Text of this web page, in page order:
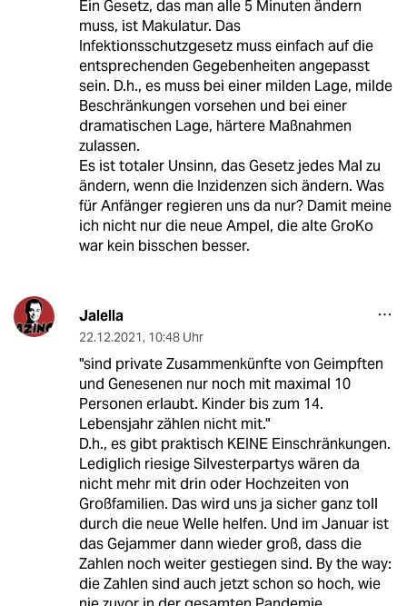
Ein Gesetz, das man alle 5 Minuten ändern
muss, ist Makulatur. Das
Infektionsschutzgesetz muss einfach auf die
entsprechenden Gegebenheiten angepasst
sein. D.h., es muss bei einer milden Lage, milde
Beschränkungen vorsehen und bei einer
dramatischen Lage, härtere Maßnahmen
zulassen.
Es ist totaler Unsinn, das Gesetz jedes Mal zu
ändern, wenn die Inzidenzen sich ändern. Was
für Anfänger regieren uns da nur? Damit meine
ich nicht nur die neue Ampel, die alte GroKo
war kein bisschen besser.
Jalella
22.12.2021, 10:48 Uhr
"sind private Zusammenkünfte von Geimpften
und Genesenen nur noch mit maximal 10
Personen erlaubt. Kinder bis zum 14.
Lebensjahr zählen nicht mit."
D.h., es gibt praktisch KEINE Einschränkungen.
Lediglich riesige Silvesterpartys wären da
nicht mehr mit drin oder Hochzeiten von
Großfamilien. Das wird uns ja sicher ganz toll
durch die neue Welle helfen. Und im Januar ist
das Gejammer dann wieder groß, dass die
Zahlen noch weiter gestiegen sind. By the way:
die Zahlen sind auch jetzt schon so hoch, wie